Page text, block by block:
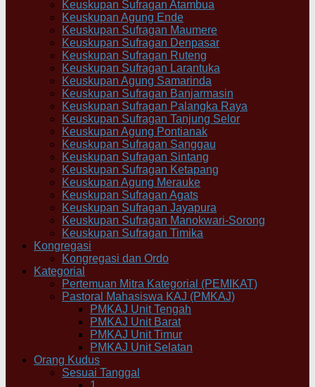
Keuskupan Sufragan Atambua
Keuskupan Agung Ende
Keuskupan Sufragan Maumere
Keuskupan Sufragan Denpasar
Keuskupan Sufragan Ruteng
Keuskupan Sufragan Larantuka
Keuskupan Agung Samarinda
Keuskupan Sufragan Banjarmasin
Keuskupan Sufragan Palangka Raya
Keuskupan Sufragan Tanjung Selor
Keuskupan Agung Pontianak
Keuskupan Sufragan Sanggau
Keuskupan Sufragan Sintang
Keuskupan Sufragan Ketapang
Keuskupan Agung Merauke
Keuskupan Sufragan Agats
Keuskupan Sufragan Jayapura
Keuskupan Sufragan Manokwari-Sorong
Keuskupan Sufragan Timika
Kongregasi
Kongregasi dan Ordo
Kategorial
Pertemuan Mitra Kategorial (PEMIKAT)
Pastoral Mahasiswa KAJ (PMKAJ)
PMKAJ Unit Tengah
PMKAJ Unit Barat
PMKAJ Unit Timur
PMKAJ Unit Selatan
Orang Kudus
Sesuai Tanggal